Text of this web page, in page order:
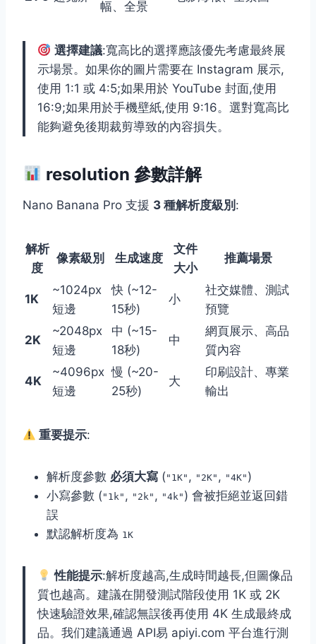
幅、全景
選擇建議:寬高比的選擇應該優先考慮最終展
示場景。如果你的圖片需要在 Instagram 展示,
使用 1:1 或 4:5;如果用於 YouTube 封面,使用
16:9;如果用於手機壁紙,使用 9:16。選對寬高比
能夠避免後期裁剪導致的內容損失。
resolution 參數詳解
Nano Banana Pro 支援 3 種解析度級別 :
解析
度
像素級別 生成速度
文件
大小
推薦場景
1K
~1024px
短邊
快 (~12-
15秒)
小
社交媒體、測試
預覽
2K
~2048px
短邊
中 (~15-
18秒)
中
網頁展示、高品
質內容
4K
~4096px
短邊
慢 (~20-
25秒)
大
印刷設計、專業
輸出
重要提示:
解析度參數 必須大寫 ("1K" , "2K" , "4K" )
小寫參數 ("1k" , "2k" , "4k" ) 會被拒絕並返回錯
誤
默認解析度為 1K
性能提示:解析度越高,生成時間越長,但圖像品
質也越高。建議在開發測試階段使用 1K 或 2K
快速驗證效果,確認無誤後再使用 4K 生成最終成
品。我们建議通過 API易 apiyi.com 平台進行測